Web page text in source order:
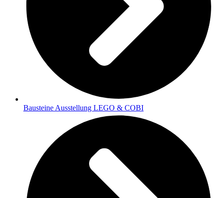
Bausteine Ausstellung LEGO & COBI